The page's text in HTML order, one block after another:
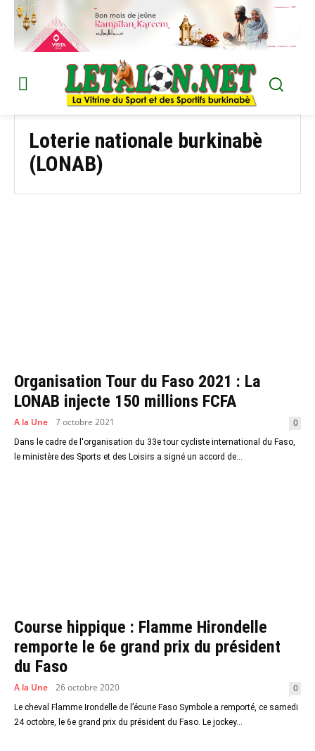
Loterie nationale burkinabè
(LONAB)
Organisation Tour du Faso 2021 : La
LONAB injecte 150 millions FCFA
A la Une 7 octobre 2021 0
Dans le cadre de l'organisation du 33e tour cycliste international du Faso,
le ministère des Sports et des Loisirs a signé un accord de...
Course hippique : Flamme Hirondelle
remporte le 6e grand prix du président
du Faso
A la Une 26 octobre 2020 0
Le cheval Flamme Irondelle de l’écurie Faso Symbole a remporté, ce samedi
24 octobre, le 6e grand prix du président du Faso. Le jockey...